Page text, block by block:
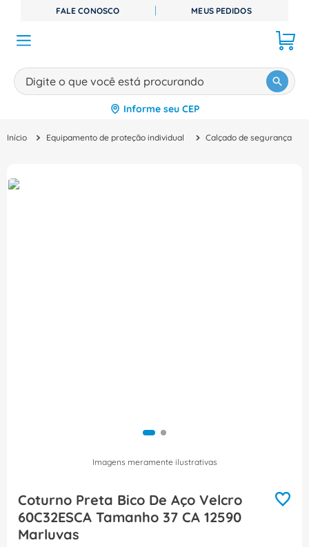
FALE CONOSCO MEUS PEDIDOS
Digite o que você está procurando
Informe seu CEP
Equipamento de proteção individual Calçado de segurança
Imagens meramente ilustrativas
Coturno Preta Bico De Aço Velcro
60C32ESCA Tamanho 37 CA 12590
Marluvas
TERMOS MAIS BUSCADOS
º disjuntor